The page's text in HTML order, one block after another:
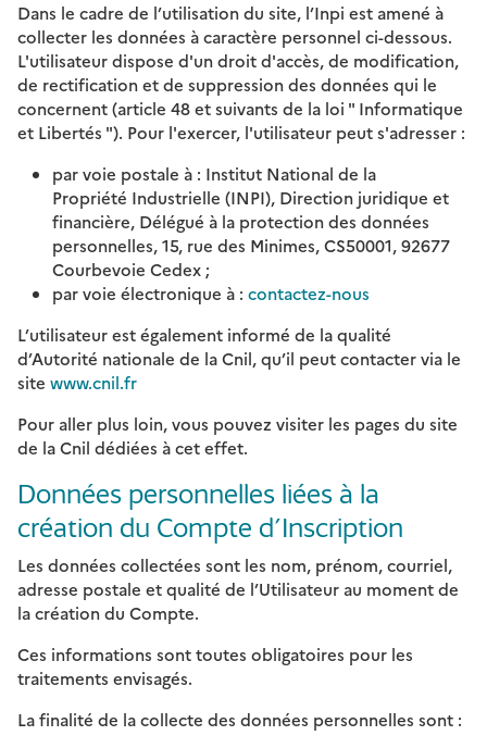
Dans le cadre de l’utilisation du site, l’Inpi est amené à
collecter les données à caractère personnel ci-dessous.
L'utilisateur dispose d'un droit d'accès, de modification,
de rectification et de suppression des données qui le
concernent (article 48 et suivants de la loi " Informatique
et Libertés "). Pour l'exercer, l'utilisateur peut s'adresser :
par voie postale à : Institut National de la
Propriété Industrielle (INPI), Direction juridique et
financière, Délégué à la protection des données
personnelles, 15, rue des Minimes, CS50001, 92677
Courbevoie Cedex ;
par voie électronique à : contactez-nous
L’utilisateur est également informé de la qualité
d’Autorité nationale de la Cnil, qu’il peut contacter via le
site www.cnil.fr
Pour aller plus loin, vous pouvez visiter les pages du site
de la Cnil dédiées à cet effet.
Données personnelles liées à la
création du Compte d’Inscription
Les données collectées sont les nom, prénom, courriel,
adresse postale et qualité de l’Utilisateur au moment de
la création du Compte.
Ces informations sont toutes obligatoires pour les
traitements envisagés.
La finalité de la collecte des données personnelles sont :